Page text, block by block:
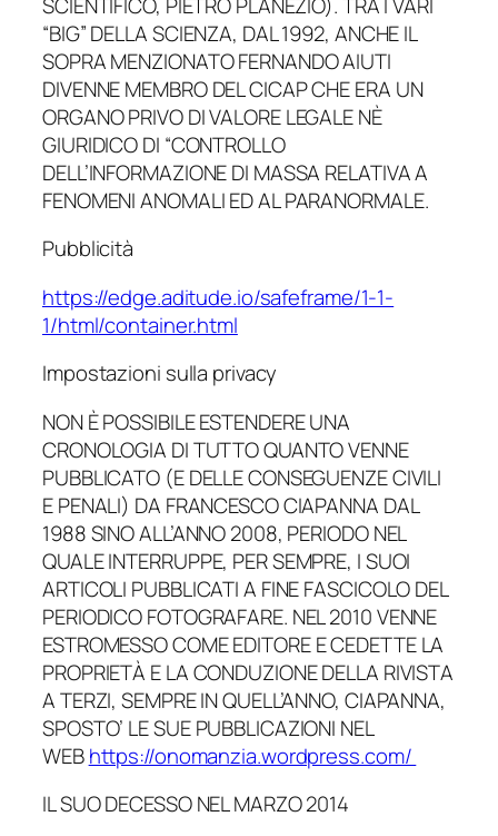
“BIG” DELLA SCIENZA, DAL 1992, ANCHE IL
SOPRA MENZIONATO FERNANDO AIUTI
DIVENNE MEMBRO DEL CICAP CHE ERA UN
ORGANO PRIVO DI VALORE LEGALE NÈ
GIURIDICO DI “CONTROLLO
DELL’INFORMAZIONE DI MASSA RELATIVA A
FENOMENI ANOMALI ED AL PARANORMALE.
Pubblicità
https://edge.aditude.io/safeframe/1-1-
1/html/container.html
Impostazioni sulla privacy
NON È POSSIBILE ESTENDERE UNA
CRONOLOGIA DI TUTTO QUANTO VENNE
PUBBLICATO (E DELLE CONSEGUENZE CIVILI
E PENALI) DA FRANCESCO CIAPANNA DAL
1988 SINO ALL’ANNO 2008, PERIODO NEL
QUALE INTERRUPPE, PER SEMPRE, I SUOI
ARTICOLI PUBBLICATI A FINE FASCICOLO DEL
PERIODICO FOTOGRAFARE. NEL 2010 VENNE
ESTROMESSO COME EDITORE E CEDETTE LA
PROPRIETÀ E LA CONDUZIONE DELLA RIVISTA
A TERZI, SEMPRE IN QUELL’ANNO, CIAPANNA,
SPOSTO’ LE SUE PUBBLICAZIONI NEL
WEBhttps://onomanzia.wordpress.com/
IL SUO DECESSO NEL MARZO 2014